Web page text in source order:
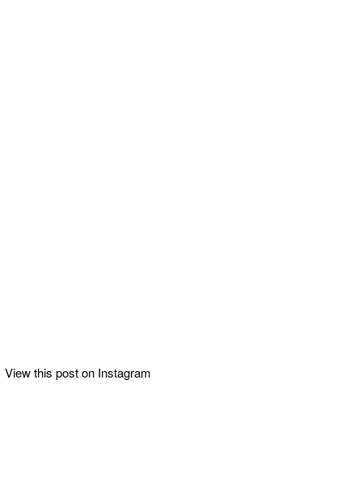
View this post on Instagram